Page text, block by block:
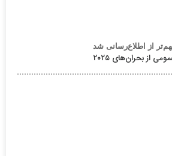
از اطلاع‌رسانی شد